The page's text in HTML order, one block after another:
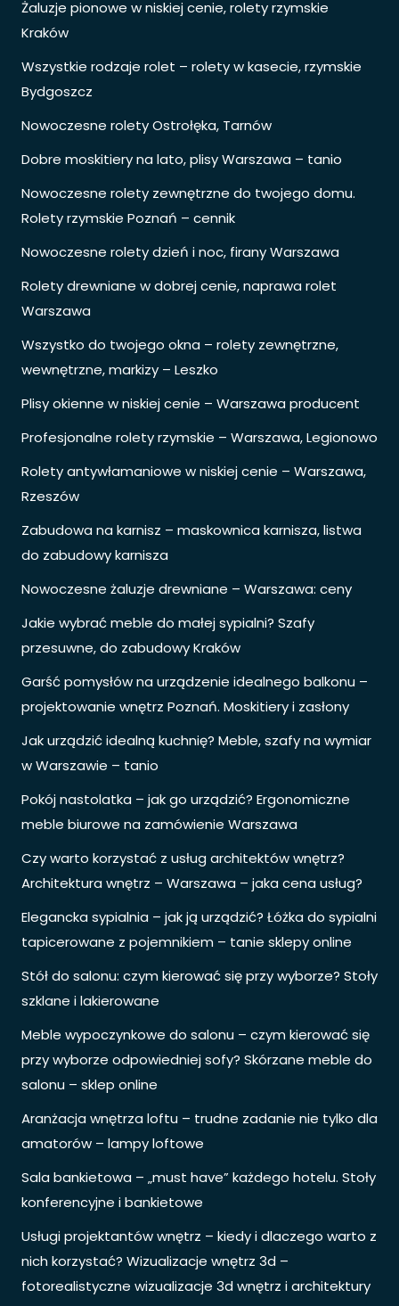
Żaluzje pionowe w niskiej cenie, rolety rzymskie
Kraków
Wszystkie rodzaje rolet – rolety w kasecie, rzymskie
Bydgoszcz
Nowoczesne rolety Ostrołęka, Tarnów
Dobre moskitiery na lato, plisy Warszawa – tanio
Nowoczesne rolety zewnętrzne do twojego domu.
Rolety rzymskie Poznań – cennik
Nowoczesne rolety dzień i noc, firany Warszawa
Rolety drewniane w dobrej cenie, naprawa rolet
Warszawa
Wszystko do twojego okna – rolety zewnętrzne,
wewnętrzne, markizy – Leszko
Plisy okienne w niskiej cenie – Warszawa producent
Profesjonalne rolety rzymskie – Warszawa, Legionowo
Rolety antywłamaniowe w niskiej cenie – Warszawa,
Rzeszów
Zabudowa na karnisz – maskownica karnisza, listwa
do zabudowy karnisza
Nowoczesne żaluzje drewniane – Warszawa: ceny
Jakie wybrać meble do małej sypialni? Szafy
przesuwne, do zabudowy Kraków
Garść pomysłów na urządzenie idealnego balkonu –
projektowanie wnętrz Poznań. Moskitiery i zasłony
Jak urządzić idealną kuchnię? Meble, szafy na wymiar
w Warszawie – tanio
Pokój nastolatka – jak go urządzić? Ergonomiczne
meble biurowe na zamówienie Warszawa
Czy warto korzystać z usług architektów wnętrz?
Architektura wnętrz – Warszawa – jaka cena usług?
Elegancka sypialnia – jak ją urządzić? Łóżka do sypialni
tapicerowane z pojemnikiem – tanie sklepy online
Stół do salonu: czym kierować się przy wyborze? Stoły
szklane i lakierowane
Meble wypoczynkowe do salonu – czym kierować się
przy wyborze odpowiedniej sofy? Skórzane meble do
salonu – sklep online
Aranżacja wnętrza loftu – trudne zadanie nie tylko dla
amatorów – lampy loftowe
Sala bankietowa – „must have” każdego hotelu. Stoły
konferencyjne i bankietowe
Usługi projektantów wnętrz – kiedy i dlaczego warto z
nich korzystać? Wizualizacje wnętrz 3d –
fotorealistyczne wizualizacje 3d wnętrz i architektury